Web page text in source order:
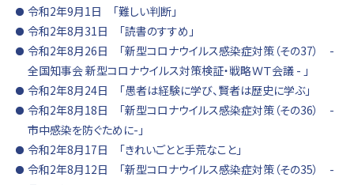
令和2年9月1日 「難しい判断」
令和2年8月31日 「読書のすすめ」
令和2年8月26日 「新型コロナウイルス感染症対策（その37） -
全国知事会 新型コロナウイルス対策検証・戦略ＷＴ会議 - 」
令和2年8月24日 「愚者は経験に学び、賢者は歴史に学ぶ」
令和2年8月18日 「新型コロナウイルス感染症対策（その36） -
市中感染を防ぐために-」
令和2年8月17日 「きれいごとと手荒なこと」
令和2年8月12日 「新型コロナウイルス感染症対策（その35） -